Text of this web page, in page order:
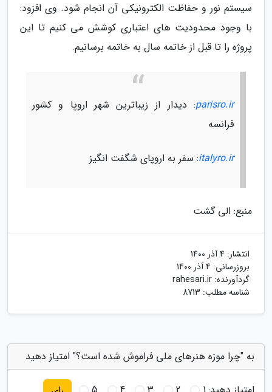
سیستم نور و حفاظت الکترونیکی آن انجام شود. وی افزود:
با وجود محدودیت های اعتباری کوشش می کنیم تا این
پروژه را تا قبل از خاتمه سال به خاتمه برسانیم.
parisro.ir: دیدار از زیباترین شهر اروپا و کشور
فرانسه
italyro.ir: سفر به اروپای شگفت انگیز
منبع: الی گشت
انتشار: 4 آذر 1400
بروزرسانی: 4 آذر 1400
گردآورنده: rahesari.ir
شناسه مطلب: 8713
به "چرا موزه هنرهای ملی فراموش شده است؟" امتیاز دهید